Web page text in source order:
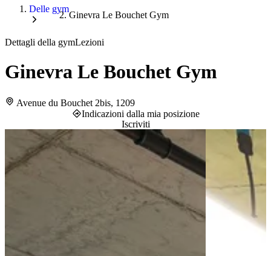
Delle gym
Ginevra Le Bouchet Gym
Dettagli della gymLezioni
Ginevra Le Bouchet Gym
Avenue du Bouchet 2bis, 1209
Indicazioni dalla mia posizione
Iscriviti